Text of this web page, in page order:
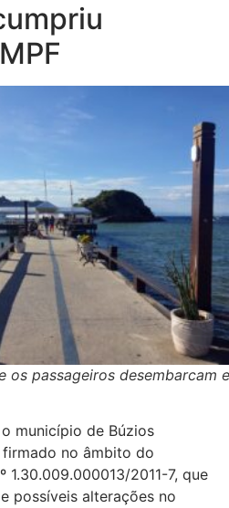
os passageiros desembarcam
município de Búzios
no âmbito do
2011-7, que
possíveis alterações no